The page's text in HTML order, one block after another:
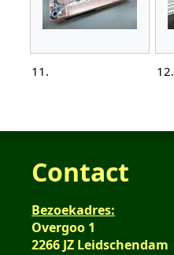
11. 12.
Contact
Bezoekadres:
Overgoo 1
2266 JZ Leidschendam